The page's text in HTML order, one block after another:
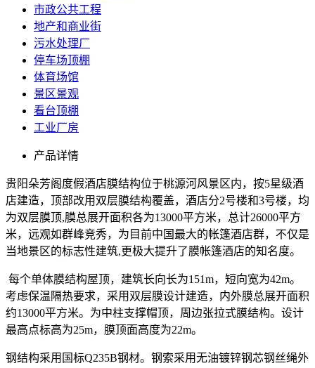
市政公共工程
地产和商业街
污水处理厂
停车场顶棚
体育场馆
景区景观
看台顶棚
工业厂房
产品详情
贵阳朵芳阁度假酒店膜结构位于桃源河风景区内，按5星级酒
店建造，顶部改用双层膜结构覆盖，酒店分2号楼和3号楼，均
为双层膜顶,膜总展开面积各为13000平方米，总计26000平方
米，远观如群峰竞秀，为目前中国最大的帐篷酒店群，不仅是
当地景区的标志性建筑,更极大提升了膜帐篷酒店的知名度。
每个单体膜结构屋顶，建筑长向长为151m，短向宽为42m。
考虑保温隔热要求，采用双层膜设计建造，内外膜总展开面积
约13000平方米。为中柱支撑帽顶，周边张拉式膜结构。设计
最高点标高为25m，膜顶面高度为22m。
钢结构采用国标Q235B钢材。钢索采用无油镀锌钢芯钢丝绳外